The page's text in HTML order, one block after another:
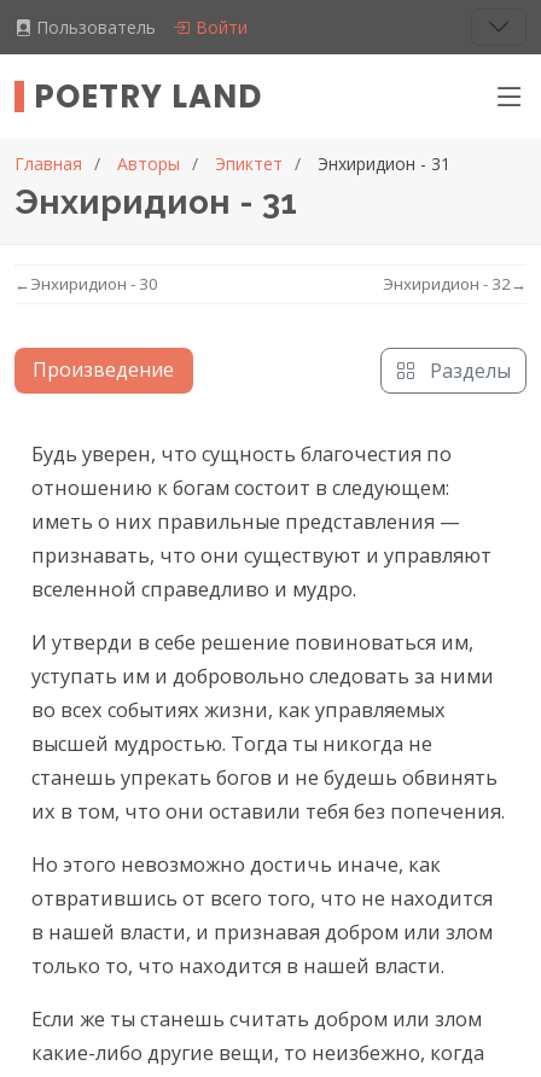
Пользователь Войти
POETRY LAND
Главная Авторы Эпиктет Энхиридион - 31
Энхиридион - 31
←Энхиридион - 30 Энхиридион - 32→
Произведение Разделы
Текст произведения
Будь уверен, что сущность благочестия по
отношению к богам состоит в следующем:
иметь о них правильные представления —
признавать, что они существуют и управляют
вселенной справедливо и мудро.
И утверди в себе решение повиноваться им,
уступать им и добровольно следовать за ними
во всех событиях жизни, как управляемых
высшей мудростью. Тогда ты никогда не
станешь упрекать богов и не будешь обвинять
их в том, что они оставили тебя без попечения.
Но этого невозможно достичь иначе, как
отвратившись от всего того, что не находится
в нашей власти, и признавая добром или злом
только то, что находится в нашей власти.
Если же ты станешь считать добром или злом
какие-либо другие вещи, то неизбежно, когда